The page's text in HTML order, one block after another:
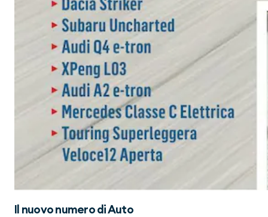
Il nuovo numero diAuto